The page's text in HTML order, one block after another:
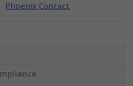
Phoenix Contact